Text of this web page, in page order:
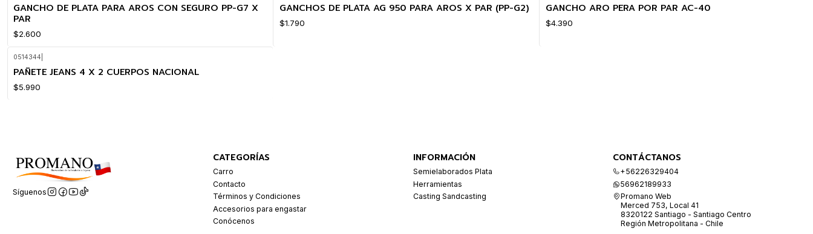
GANCHO DE PLATA PARA AROS CON SEGURO PP-G7 X
PAR
$2.600
GANCHOS DE PLATA AG 950 PARA AROS X PAR (PP-G2)
$1.790
GANCHO ARO PERA POR PAR AC-40
$4.390
0514344
PAÑETE JEANS 4 X 2 CUERPOS NACIONAL
$5.990
Síguenos
CATEGORÍAS
Carro
Contacto
Términos y Condiciones
Accesorios para engastar
Conócenos
INFORMACIÓN
Semielaborados Plata
Herramientas
Casting Sandcasting
CONTÁCTANOS
+56226329404
56962189933
Promano Web
Merced 753, Local 41
8320122 Santiago - Santiago Centro
Región Metropolitana - Chile